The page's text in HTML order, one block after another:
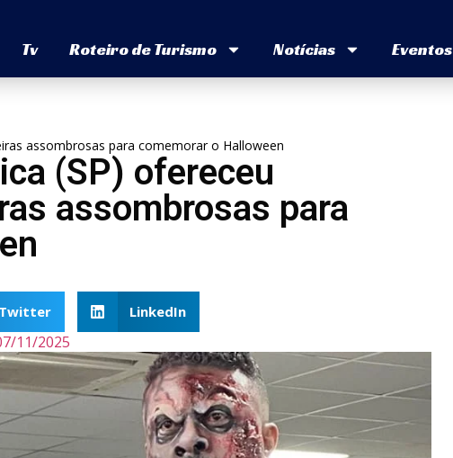
Tv Roteiro de Turismo Notícias Eventos
assombrosas para comemorar o Halloween
(SP) ofereceu
assombrosas para
Twitter LinkedIn
11/2025